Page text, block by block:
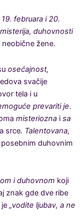
19. februara i 20.
misterija, duhovnosti
žene.
osećajnost,
svačije
tela i u
prevariti je.
misterioznai sa
srce. Talentovana,
duhovnim
i duhovnom koji
znak gde dve ribe
„vodite ljubav, a ne